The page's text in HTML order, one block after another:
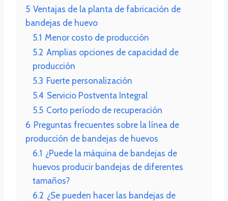
5 Ventajas de la planta de fabricación de
bandejas de huevo
5.1 Menor costo de producción
5.2 Amplias opciones de capacidad de
producción
5.3 Fuerte personalización
5.4 Servicio Postventa Integral
5.5 Corto período de recuperación
6 Preguntas frecuentes sobre la línea de
producción de bandejas de huevos
6.1 ¿Puede la máquina de bandejas de
huevos producir bandejas de diferentes
tamaños?
6.2 ¿Se pueden hacer las bandejas de